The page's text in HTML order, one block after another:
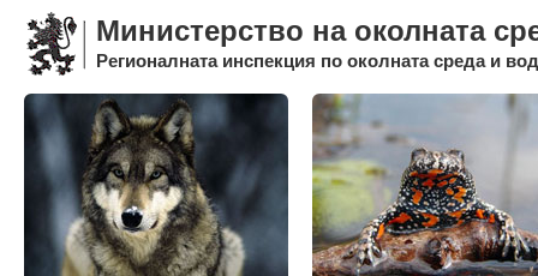
Министерство на околната
Регионалната инспекция по околната среда и